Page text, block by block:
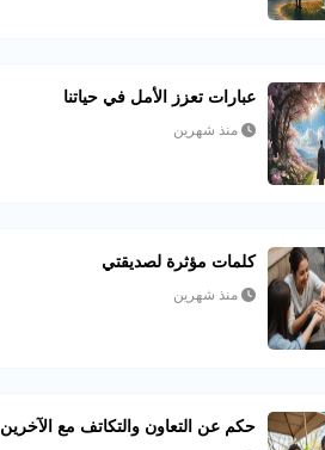
عبارات تعزز الأمل في حياتنا
منذ شهرين
كلمات مؤثرة لصديقتي
منذ شهرين
حكم عن التعاون والتكاتف مع الآخرين